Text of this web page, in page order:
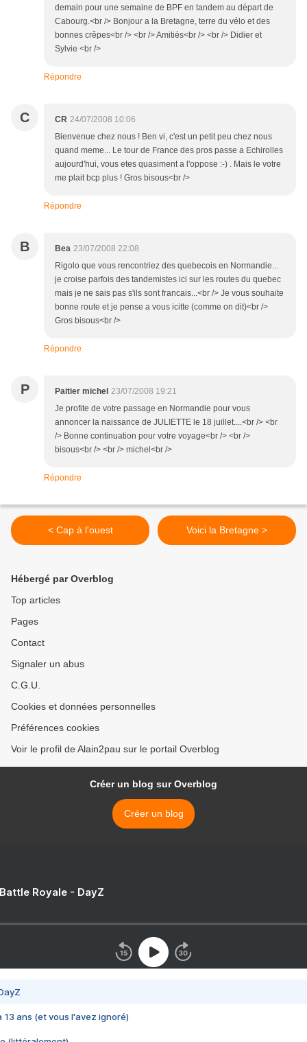
demain pour une semaine de BPF en tandem au départ de
Cabourg.<br /> Bonjour a la Bretagne, terre du vélo et des
bonnes crêpes<br /> <br /> Amitiés<br /> <br /> Didier et
Sylvie <br />
Répondre
C CR 24/07/2008 10:06
Bienvenue chez nous ! Ben vi, c'est un petit peu chez nous
quand meme... Le tour de France des pros passe a Echirolles
aujourd'hui, vous etes quasiment a l'oppose :-) . Mais le votre
me plait bcp plus ! Gros bisous<br />
Répondre
B Bea 23/07/2008 22:08
Rigolo que vous rencontriez des quebecois en Normandie...
je croise parfois des tandemistes ici sur les routes du quebec
mais je ne sais pas s'ils sont francais...<br /> Je vous souhaite
bonne route et je pense a vous icitte (comme on dit)<br />
Gros bisous<br />
Répondre
P Paitier michel 23/07/2008 19:21
Je profite de votre passage en Normandie pour vous
annoncer la naissance de JULIETTE le 18 juillet....<br /> <br
/> Bonne continuation pour votre voyage<br /> <br />
bisous<br /> <br /> michel<br />
Répondre
< Cap à l'ouest Voici la Bretagne >
Hébergé par Overblog
Top articles
Pages
Contact
Signaler un abus
C.G.U.
Cookies et données personnelles
Préférences cookies
Voir le profil de Alain2pau sur le portail Overblog
Créer un blog sur Overblog
Créer un blog
Royale - DayZ
13 ans (et vous l'avez ignoré)